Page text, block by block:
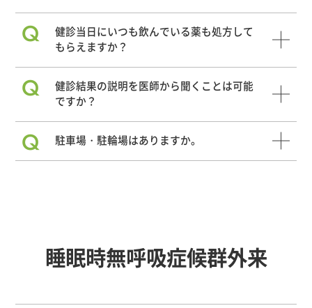
Q
健診当日にいつも飲んでいる薬も処方して
もらえますか？
Q
健診結果の説明を医師から聞くことは可能
ですか？
Q 駐車場・駐輪場はありますか。
睡眠時無呼吸症候群外来